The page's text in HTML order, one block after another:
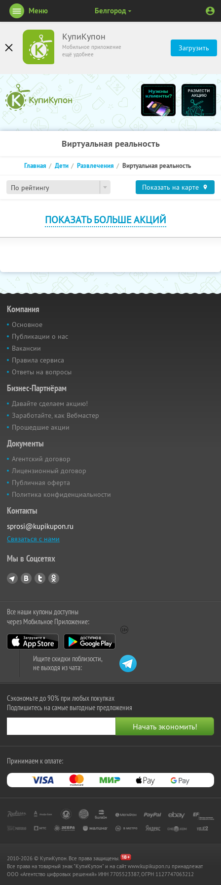
КупиКупон
Мобильное приложение
ещё удобнее
Загрузить
Меню Белгород
Виртуальная реальность
По рейтингу
Главная Дети Развлечения Виртуальная реальность
Показать на карте
ПОКАЗАТЬ БОЛЬШЕ АКЦИЙ
Компания
Основное
Публикации о нас
Вакансии
Правила сервиса
Ответы на вопросы
Бизнес-Партнёрам
Давайте сделаем акцию!
Заработайте, как Вебмастер
Прошедшие акции
Документы
Агентский договор
Лицензионный договор
Публичная оферта
Политика конфиденциальности
Контакты
sprosi@kupikupon.ru
Связаться с нами
Мы в Соцсетях
Все наши купоны доступны
через Мобильное Приложение:
Ищите скидки поблизости,
не выходя из чата:
Сэкономьте до 90% при любых покупках
Подпишитесь на самые выгодные предложения
Принимаем к оплате:
2010-2026 © КупиКупон. Все права защищены.
Все права на товарный знак "КупиКупон" и на сайт www.kupikupon.ru принадлежат
OOO «Агентство цифровых решений» ИНН 7705523387, ОГРН 1127747063212